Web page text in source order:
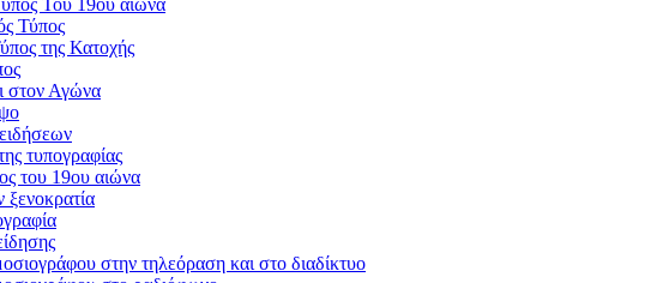
Τύπος
της Κατοχής
στον Αγώνα
τυπογραφίας
του 19ου αιώνα
στην τηλεόραση και στο διαδίκτυο